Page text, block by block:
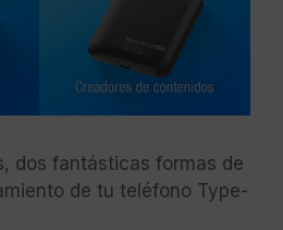
dos fantásticas formas de
de tu teléfono Type-